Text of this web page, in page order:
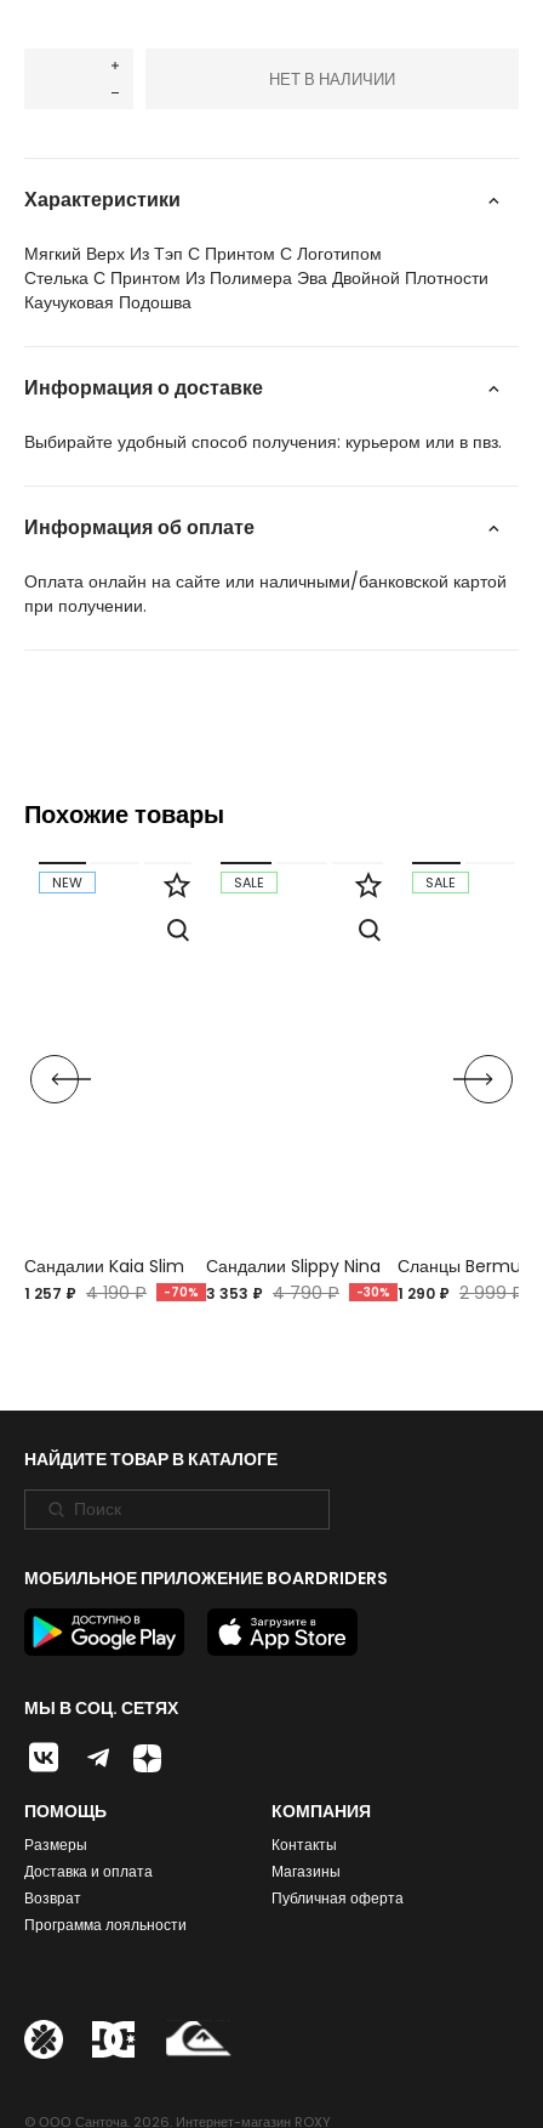
НЕТ В НАЛИЧИИ
Характеристики
Мягкий Верх Из Тэп С Принтом С Логотипом
Стелька С Принтом Из Полимера Эва Двойной Плотности
Каучуковая Подошва
Информация о доставке
Выбирайте удобный способ получения: курьером или в пвз.
Информация об оплате
Оплата онлайн на сайте или наличными/банковской картой
при получении.
Похожие товары
NEW
Сандалии Kaia Slim
1 257 ₽ 4 190 ₽ -70%
SALE
Сандалии Slippy Nina
3 353 ₽ 4 790 ₽ -30%
SALE
Сланцы Bermuda
1 290 ₽ 2 999 ₽
НАЙДИТЕ ТОВАР В КАТАЛОГЕ
МОБИЛЬНОЕ ПРИЛОЖЕНИЕ BOARDRIDERS
МЫ В СОЦ. СЕТЯХ
ПОМОЩЬ
Размеры
Доставка и оплата
Возврат
Программа лояльности
КОМПАНИЯ
Контакты
Магазины
Публичная оферта
© ООО Санточа. 2026. Интернет-магазин ROXY